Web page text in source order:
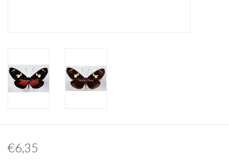
Hoorns & Geweien
Pokémon
€6,35